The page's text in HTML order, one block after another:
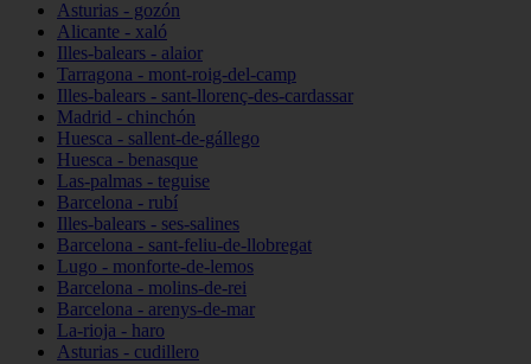
Asturias - gozón
Alicante - xaló
Illes-balears - alaior
Tarragona - mont-roig-del-camp
Illes-balears - sant-llorenç-des-cardassar
Madrid - chinchón
Huesca - sallent-de-gállego
Huesca - benasque
Las-palmas - teguise
Barcelona - rubí
Illes-balears - ses-salines
Barcelona - sant-feliu-de-llobregat
Lugo - monforte-de-lemos
Barcelona - molins-de-rei
Barcelona - arenys-de-mar
La-rioja - haro
Asturias - cudillero